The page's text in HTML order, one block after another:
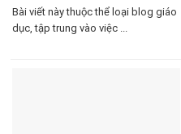
Bài viết này thuộc thể loại blog giáo
dục, tập trung vào việc ...